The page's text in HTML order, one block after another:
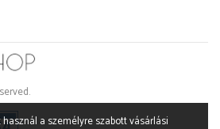
a személyre szabott vásárlási